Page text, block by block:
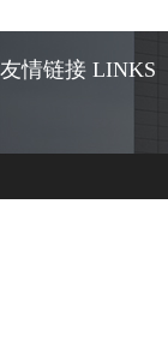
友情链接 LINKS